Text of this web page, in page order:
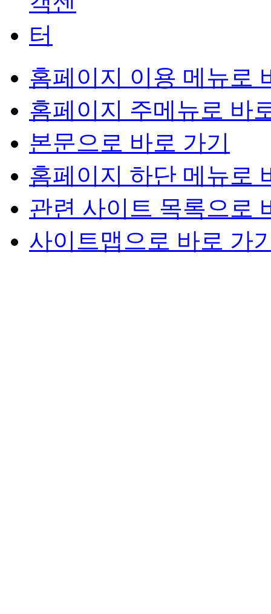
홈페이지 이용 메뉴로
홈페이지 주메뉴로 바
본문으로 바로 가기
홈페이지 하단 메뉴로
관련 사이트 목록으로
사이트맵으로 바로 가